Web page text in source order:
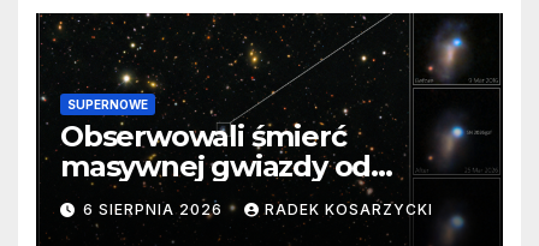
SUPERNOWE
Obserwowali śmierć
masywnej gwiazdy od
samego początku. Niezwykle
cenne dane
6 SIERPNIA 2026 RADEK KOSARZYCKI